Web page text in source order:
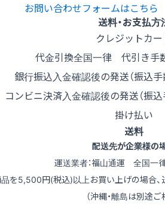
お問い合わせフォームはこちら
送料・お支払方
クレジットカー
代金引換全国一律 代引き手
銀行振込入金確認後の発送（振込
コンビニ決済入金確認後の発送（振
掛け払い
送料
配送先が企業様の
運送業者：福山通運 全国一
品を5,500円(税込)以上お買い上げの場合、
（沖縄・離島は別途ご